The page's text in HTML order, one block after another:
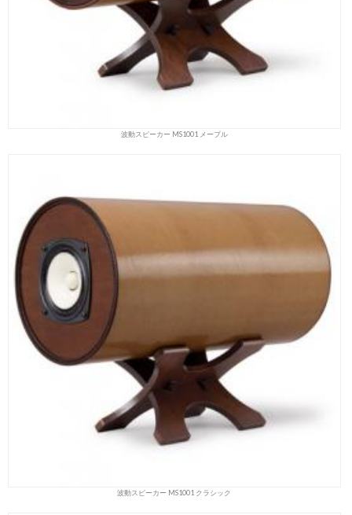
波動スピーカー MS1001 メープル
波動スピーカー MS1001 クラシック